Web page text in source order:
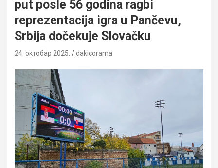
put posle 56 godina ragbi
reprezentacija igra u Pančevu,
Srbija dočekuje Slovačku
24. октобар 2025. dakicorama